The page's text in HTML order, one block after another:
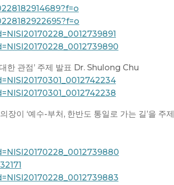
한 관점’ 주제 발표 Dr. Shulong Chu
이 ‘예수-부처, 한반도 통일로 가는 길’을 주제